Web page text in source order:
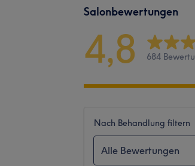
Salonbewertungen
4,8 684
Nach Behandlung filtern
Alle Bewertungen